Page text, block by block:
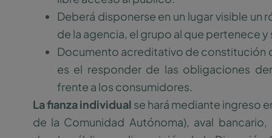
Deberá disponerse en un lugar visible
de la agencia, el grupo al que pertenece
Documento acreditativo de constitución
es el responder de las obligaciones
frente a los consumidores.
La fianza individual se hará mediante ingreso
de la Comunidad Autónoma), aval